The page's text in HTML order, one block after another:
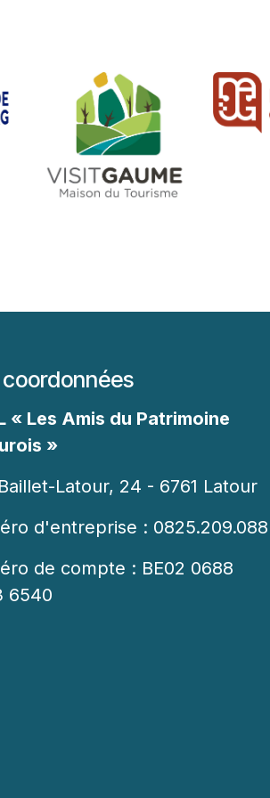
« Les Amis du Patrimoine
»
Latour, 24 - 6761 Latour
d'entreprise : 0825.209.088
de compte : BE02 0688
6540